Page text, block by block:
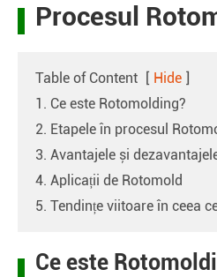
Procesul
Table of Content [ Hide ]
1. Ce este Rotomolding?
2. Etapele în procesul
3. Avantajele și
4. Aplicații de Rotomold
5. Tendințe viitoare în ceea
Ce este